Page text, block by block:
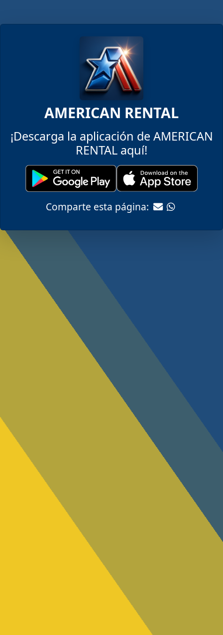
AMERICAN RENTAL
¡Descarga la aplicación de AMERICAN
RENTAL aquí!
Comparte esta página: